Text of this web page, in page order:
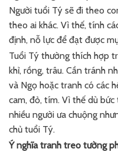
Người tuổi Tý sẽ đi theo
theo ai khác. Vì thế, tính
định, nỗ lực để đạt được
Tuổi Tý thường thích hợp
khỉ, rồng, trâu. Cần tránh
và Ngọ hoặc tranh có các
cam, đỏ, tím. Vì thế dù
nhiều người ưa chuộng
chủ tuổi Tý.
Ý nghĩa tranh treo tường